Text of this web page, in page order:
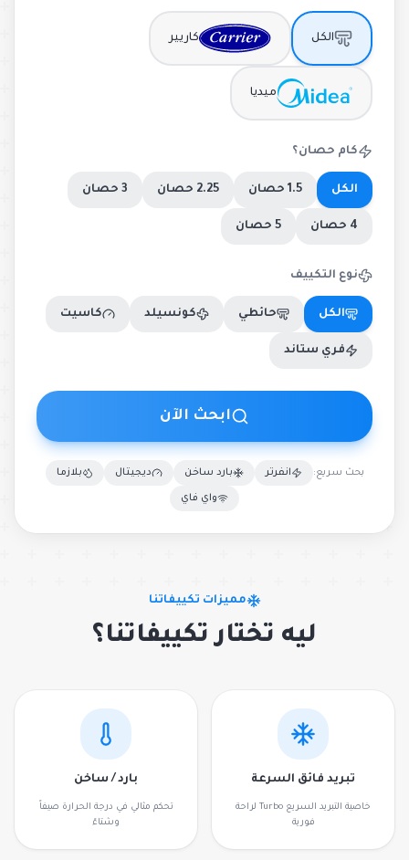
الكل كاريير
ميديا
كام حصان؟
الكل 1.5 حصان 2.25 حصان 3 حصان
4 حصان 5 حصان
نوع التكييف
الكل حائطي كونسيلد كاسيت
فري ستاند
ابحث الآن
بحث سريع: انفرتر بارد ساخن ديجيتال بلازما
واي فاي
مميزات تكييفاتنا
ليه تختار تكييفاتنا؟
تبريد فائق السرعة
خاصية التبريد السريع Turbo لراحة
فورية
بارد / ساخن
تحكم مثالي في درجة الحرارة صيفاً
وشتاءً